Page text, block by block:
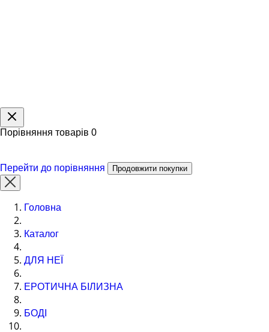
Порівняння товарів 0
Перейти до порівняння Продовжити покупки
Головна
Каталог
ДЛЯ НЕЇ
ЕРОТИЧНА БІЛИЗНА
БОДІ